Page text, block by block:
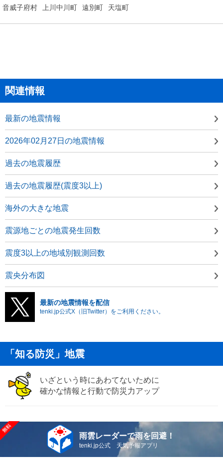
音威子府村 上川中川町 遠別町 天塩町
関連情報
最新の地震情報
2026年02月27日の地震情報
過去の地震履歴
過去の地震履歴(震度3以上)
海外の大きな地震
震源地ごとの地震発生回数
震度3以上の地域別観測回数
震央分布図
最新の地震情報を配信
tenki.jp公式X（旧Twitter）をご利用ください。
「知る防災」地震
いざという時にあわてないために
確かな情報と行動で防災力アップ
雨雲レーダーで雨を回避！
tenki.jp公式 天気予報アプリ